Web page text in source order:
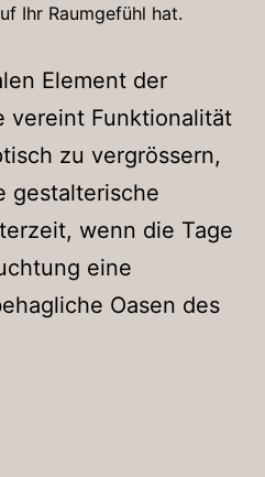
Ihr Raumgefühl hat.
Element der
vereint Funktionalität
zu vergrössern,
gestalterische
wenn die Tage
eine
Oasen des